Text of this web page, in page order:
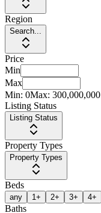
Region
Search...
Price
Min
Max
Min: 0Max: 300,000,000
Listing Status
Listing Status
Property Types
Property Types
Beds
any 1+ 2+ 3+ 4+
Baths